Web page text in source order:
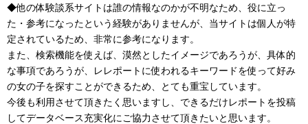
◆他の体験談系サイトは誰の情報なのかが不明なため、役に立っ
た・参考になったという経験がありませんが、当サイトは個人が特
定されているため、非常に参考になります。
また、検索機能を使えば、漠然としたイメージであろうが、具体的
な事項であろうが、レレポートに使われるキーワードを使って好み
の女の子を探すことができるため、とても重宝しています。
今後も利用させて頂きたく思いますし、できるだけレポートを投稿
してデータベース充実化にご協力させて頂きたいと思います。